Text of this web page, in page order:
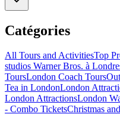
Catégories
All Tours and ActivitiesTop
studios Warner Bros. à
ToursLondon Coach Tours
Tea in LondonLondon
London AttractionsLondon
- Combo TicketsChristmas